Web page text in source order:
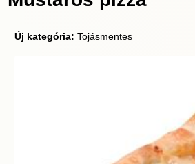
Új kategória: Tojásmentes